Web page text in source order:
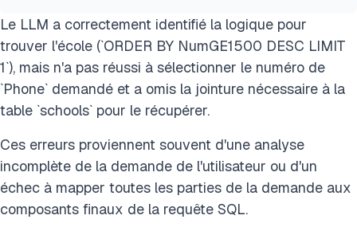
Le LLM a correctement identifié la logique pour
trouver l'école (`ORDER BY NumGE1500 DESC LIMIT
1`), mais n'a pas réussi à sélectionner le numéro de
`Phone` demandé et a omis la jointure nécessaire à la
table `schools` pour le récupérer.
Ces erreurs proviennent souvent d'une analyse
incomplète de la demande de l'utilisateur ou d'un
échec à mapper toutes les parties de la demande aux
composants finaux de la requête SQL.